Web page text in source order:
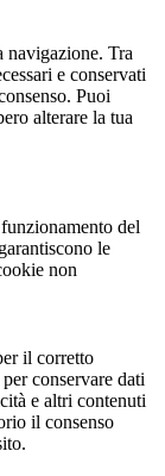
navigazione. Tra
e conservati
Puoi
alterare la tua
del
le
non
il corretto
conservare dati
e altri contenuti
il consenso